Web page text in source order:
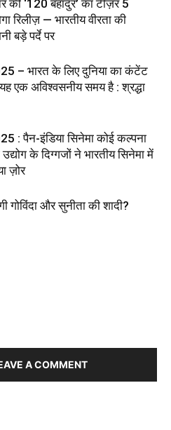
की ‘120 बहादुर’ का टीज़र 5
रिलीज़ — भारतीय वीरता की
बड़े पर्दे पर
– भारत के लिए दुनिया का कंटेंट
एक अविश्वसनीय समय है : श्रद्धा
: पैन-इंडिया सिनेमा कोई कल्पना
के दिग्गजों ने भारतीय सिनेमा में
ज़ोर
गोविंदा और सुनीता की शादी?
A COMMENT